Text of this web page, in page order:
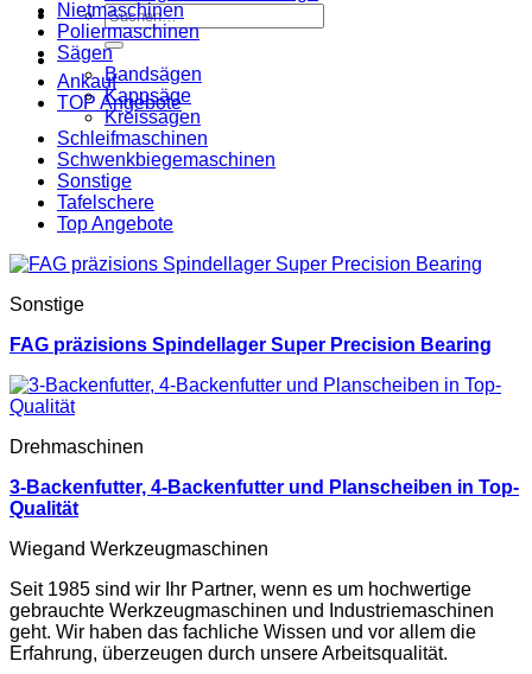
Suche
nach:
Ankauf
TOP Angebote
Nietmaschinen
Poliermaschinen
Sägen
Bandsägen
Kappsäge
Kreissägen
Schleifmaschinen
Schwenkbiegemaschinen
Sonstige
Tafelschere
Top Angebote
Sonstige
FAG präzisions Spindellager Super Precision Bearing
Drehmaschinen
3-Backenfutter, 4-Backenfutter und Planscheiben in Top-
Qualität
Wiegand Werkzeugmaschinen
Seit 1985 sind wir Ihr Partner, wenn es um hochwertige
gebrauchte Werkzeugmaschinen und Industriemaschinen
geht. Wir haben das fachliche Wissen und vor allem die
Erfahrung, überzeugen durch unsere Arbeitsqualität.